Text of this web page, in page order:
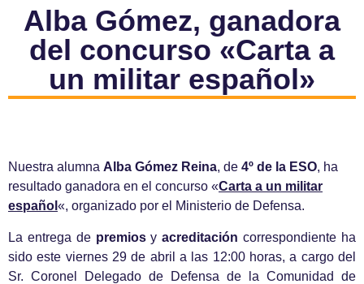
Alba Gómez, ganadora
del concurso «Carta a
un militar español»
Nuestra alumna Alba Gómez Reina, de 4º de la ESO, ha
resultado ganadora en el concurso «Carta a un militar
español «, organizado por el Ministerio de Defensa.
La entrega de premiosyacreditación correspondiente ha
sido este viernes 29 de abril a las 12:00 horas, a cargo del
Sr. Coronel Delegado de Defensa de la Comunidad de